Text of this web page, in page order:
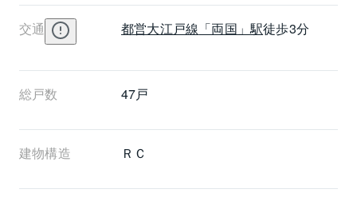
交通 都営大江戸線 「両国」駅徒歩3分
総戸数 47戸
建物構造 ＲＣ